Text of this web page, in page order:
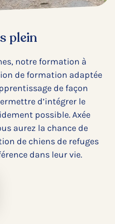
plein
notre formation à
de formation adaptée
de façon
d’intégrer le
possible. Axée
aurez la chance de
de chiens de refuges
dans leur vie.